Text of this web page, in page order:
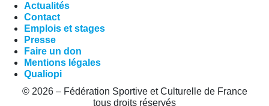
Actualités
Contact
Emplois et stages
Presse
Faire un don
Mentions légales
Qualiopi
© 2026 – Fédération Sportive et Culturelle de France
tous droits réservés